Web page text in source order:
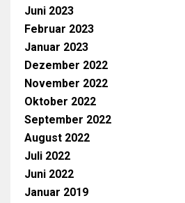
Juni 2023
Februar 2023
Januar 2023
Dezember 2022
November 2022
Oktober 2022
September 2022
August 2022
Juli 2022
Juni 2022
Januar 2019